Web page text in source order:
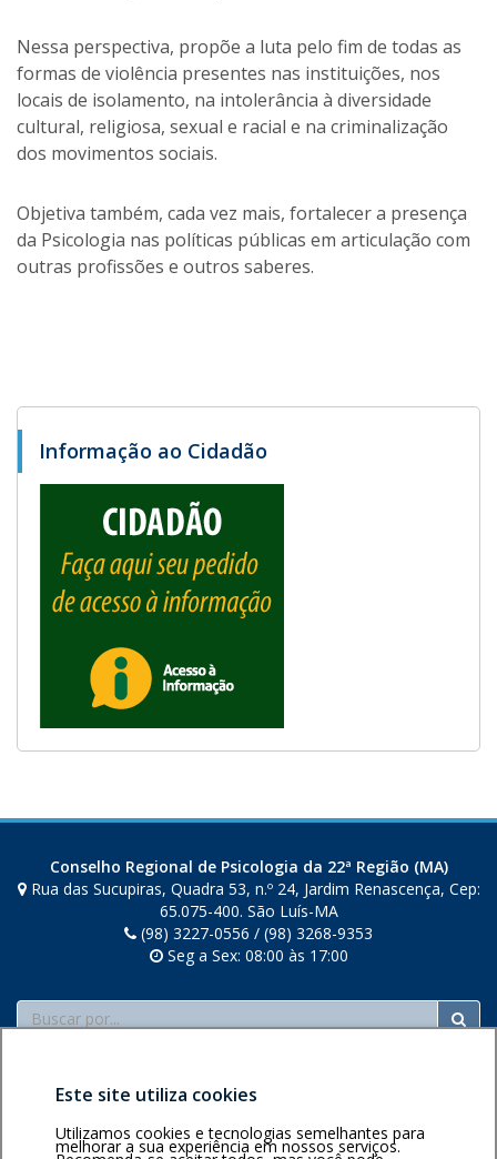
Nessa perspectiva, propõe a luta pelo fim de todas as
formas de violência presentes nas instituições, nos
locais de isolamento, na intolerância à diversidade
cultural, religiosa, sexual e racial e na criminalização
dos movimentos sociais.
Objetiva também, cada vez mais, fortalecer a presença
da Psicologia nas políticas públicas em articulação com
outras profissões e outros saberes.
Informação ao Cidadão
Conselho Regional de Psicologia da 22ª Região (MA)
Rua das Sucupiras, Quadra 53, n.º 24, Jardim Renascença, Cep:
65.075-400. São Luís-MA
(98) 3227-0556 / (98) 3268-9353
Seg a Sex: 08:00 às 17:00
Buscar
Este site utiliza cookies
Utilizamos cookies e tecnologias semelhantes para
melhorar a sua experiência em nossos serviços.